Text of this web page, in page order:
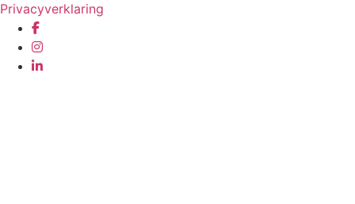
Privacyverklaring